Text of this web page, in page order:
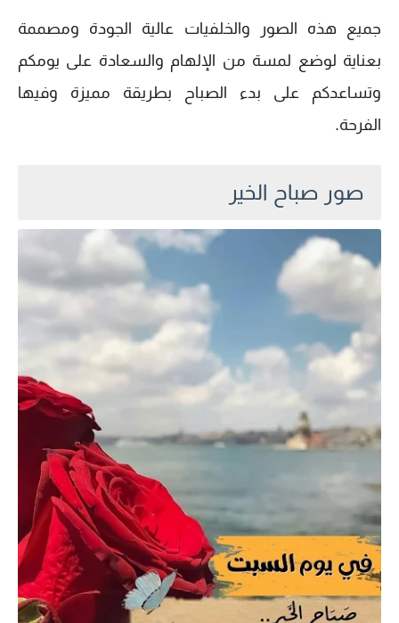
جميع هذه الصور والخلفيات عالية الجودة ومصممة
بعناية لوضع لمسة من الإلهام والسعادة على يومكم
وتساعدكم على بدء الصباح بطريقة مميزة وفيها
الفرحة.
صور صباح الخير